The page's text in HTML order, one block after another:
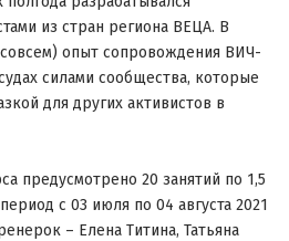
из стран региона ВЕЦА. В
опыт сопровождения ВИЧ-
силами сообщества, которые
для других активистов в
предусмотрено 20 занятий по 1,5
с 03 июля по 04 августа 2021
– Елена Титина, Татьяна